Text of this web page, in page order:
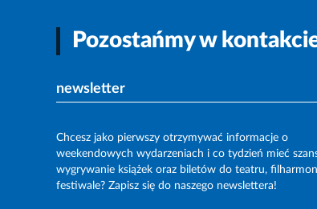
Pozostańmy w
newsletter
Chcesz jako pierwszy otrzymywać informacje o
weekendowych wydarzeniach i co tydzień mieć
wygrywanie książek oraz biletów do teatru,
festiwale? Zapisz się do naszego newslettera!